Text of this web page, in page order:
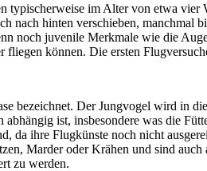
typischerweise im Alter von etwa
nach hinten verschieben,
noch juvenile Merkmale wie die
fliegen können. Die ersten
bezeichnet. Der Jungvogel wird in
ist, insbesondere was die
da ihre Flugkünste noch nicht
Marder oder Krähen und sind
zu werden.